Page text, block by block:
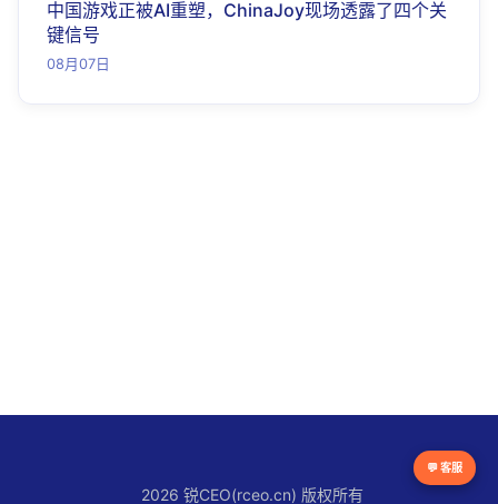
中国游戏正被AI重塑，ChinaJoy现场透露了四个关
键信号
08月07日
2026 锐CEO(rceo.cn) 版权所有
💬 客服